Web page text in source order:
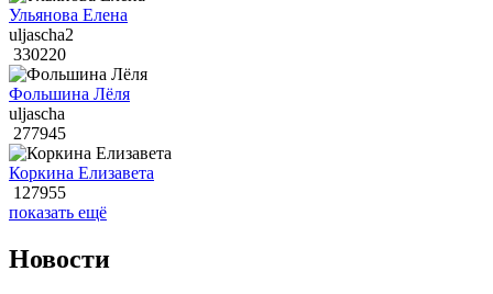
Ульянова Елена
uljascha2
330220
Фольшина Лёля
uljascha
277945
Коркина Елизавета
127955
показать ещё
Новости